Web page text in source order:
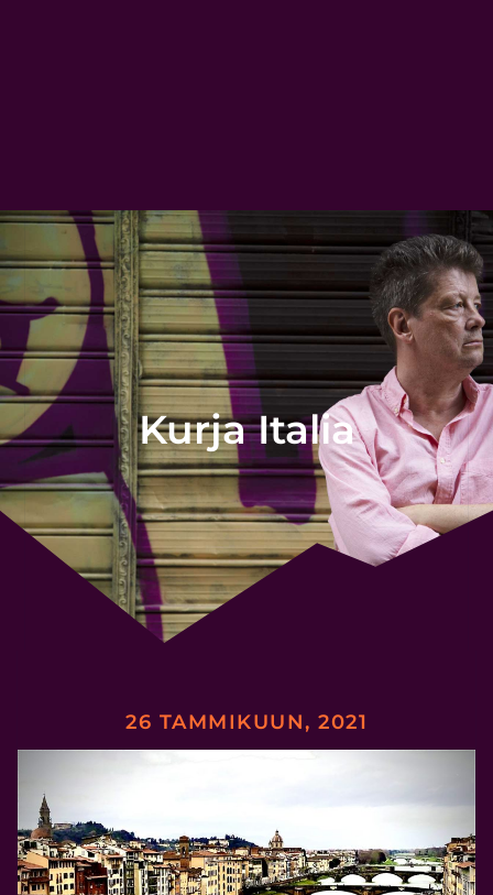
Kurja Italia
26 TAMMIKUUN, 2021